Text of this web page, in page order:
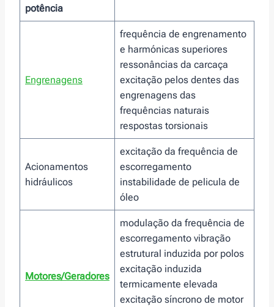
potência
Engrenagens
frequência de engrenamento
e harmónicas superiores
ressonâncias da carcaça
excitação pelos dentes das
engrenagens das
frequências naturais
respostas torsionais
Acionamentos
hidráulicos
excitação da frequência de
escorregamento
instabilidade de pelicula de
óleo
Motores/Geradores
modulação da frequência de
escorregamento vibração
estrutural induzida por polos
excitação induzida
termicamente elevada
excitação síncrono de motor